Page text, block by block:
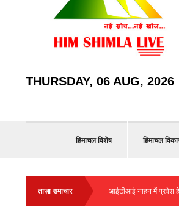
THURSDAY, 06 AUG, 2026
हिमाचल विशेष हिमाचल
ताज़ा समाचार
प्लेसमेंट आयोजित • आईटीआई नाहन में प्रवेश हेतु 11